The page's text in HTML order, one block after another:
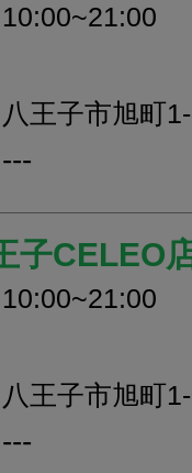
10:00~21:00
八王子市旭町
---
子CELEO
10:00~21:00
八王子市旭町
---